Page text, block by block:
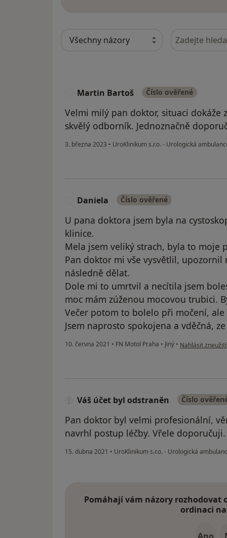
Hledejte v
Martin Bartoš Číslo ověřené
Velmi milý pan doktor, situaci dokáže
skvělý odborník. Jednoznačně
3. března 2023 • UroKlinikum s.r.o. - Urologická
Daniela Číslo ověřené
U pana doktora jsem byla na
klinice.
Mela jsem veliký strach, byla to moje
Pan doktor mi vše vysvětlil, upozornil
následně dělat.
Dole mi to umrtvil a necítila jsem
moc mám zúženou mocovou trubici.
Večer potom to bolelo při močení,
Jsem naprosto spokojena a vděčná,
10. června 2021 • FN Motol Praha • Jiný • podle názoru
Nahlásit zneužití
Váš účet byl odstraněn Číslo
Pan doktor byl velmi profesionální,
navrhl postup léčby. Vřele doporučuji.
15. dubna 2021 • UroKlinikum s.r.o. - Urologická
Pomáhají vám názory rozhodovat
ordinaci
Ano